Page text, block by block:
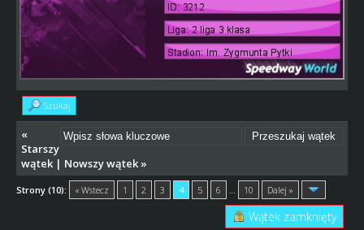
Szukaj
«
Starszy
wątek| Nowszy wątek»
Strony (10): « Wstecz 1 2 3 4 5 6 10 Dalej »
Wątek zamknięty